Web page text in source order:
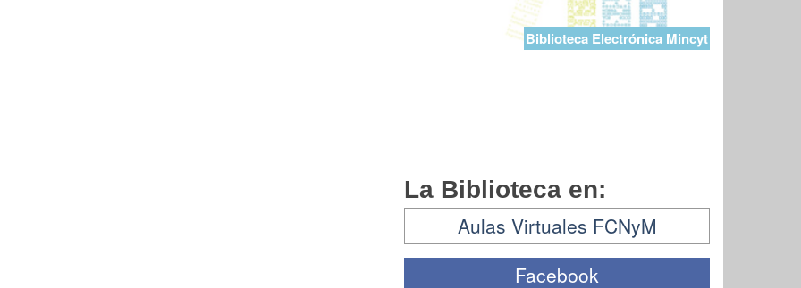
Biblioteca Electrónica Mincyt
La Biblioteca en:
Aulas Virtuales FCNyM
Facebook